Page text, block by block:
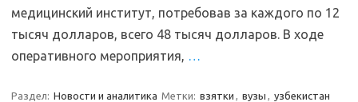
медицинский институт, потребовав за каждого по 12
тысяч долларов, всего 48 тысяч долларов. В ходе
оперативного мероприятия, …
Раздел: Новости и аналитика Метки: взятки , вузы , узбекистан